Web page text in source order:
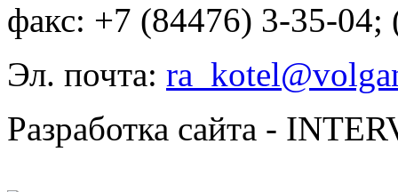
факс: +7 (84476) 3-35-04;
Эл. почта:
Разработка сайта -